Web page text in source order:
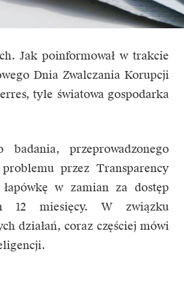
Jak poinformował w trakcie
Dnia Zwalczania Korupcji
tyle światowa gospodarka
przeprowadzonego
przez Transparency
w zamian za dostęp
12 miesięcy. W związku
działań, coraz częściej mówi